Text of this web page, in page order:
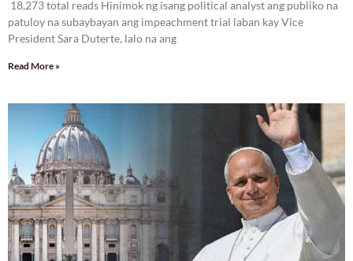
18,273 total reads Hinimok ng isang political analyst ang publiko na
patuloy na subaybayan ang impeachment trial laban kay Vice
President Sara Duterte, lalo na ang
Read More »